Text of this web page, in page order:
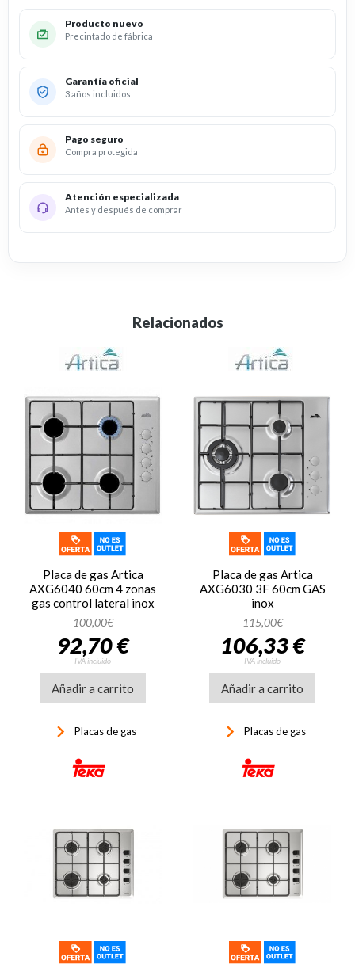
Producto nuevo
Precintado de fábrica
Garantía oficial
3 años incluidos
Pago seguro
Compra protegida
Atención especializada
Antes y después de comprar
Relacionados
Placa de gas Artica
AXG6040 60cm 4 zonas
gas control lateral inox
100,00€
92,70 €
IVA incluido
Añadir a carrito
keyboard_arrow_right Placas de gas
Placa de gas Artica
AXG6030 3F 60cm GAS
inox
115,00€
106,33 €
IVA incluido
Añadir a carrito
keyboard_arrow_right Placas de gas